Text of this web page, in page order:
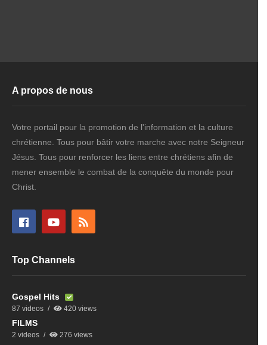
A propos de nous
Votre portail pour la promotion de l'information et la culture
chrétienne. Tous pour bâtir votre marche avec notre Seigneur
Jésus. Tous pour renforcer les liens entre chrétiens afin de
mener ensemble le combat de la conquête du monde pour
Christ.
Top Channels
Gospel Hits
87 videos 420 views
FILMS
2 videos 276 views